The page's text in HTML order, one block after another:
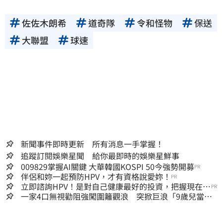
佐佐木朗希 道奇隊 令和怪物
保送
大聯盟
球速
新聞事件即時更新 所有消息一手掌握！
追蹤訂閱娛樂星聞 給你最即時的娛樂星鮮事
009829掌握AI關鍵 大華韓國KOSPI 50今強勢開募PR
伴侶和妳一起預防HPV，才有資格說愛妳！ PR
立即諮詢HPV！是對自己健康最好的投資，把握現在不
嫌晚！
PR
一家4口無視勸阻強闖圍籬觀浪 突掀巨浪「9歲兒當場